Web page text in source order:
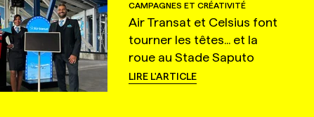
CAMPAGNES ET CRÉATIVITÉ
Air Transat et Celsius font
tourner les têtes... et la
roue au Stade Saputo
LIRE L'ARTICLE